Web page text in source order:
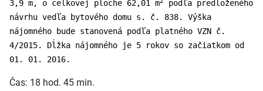
3,9 m, o celkovej ploche 62,01 m
podľa predloženého
návrhu vedľa bytového domu s. č. 838. Výška
nájomného bude stanovená podľa platného VZN č.
4/2015. Dĺžka nájomného je 5 rokov so začiatkom od
01. 01. 2016.
Čas: 18 hod. 45 min.